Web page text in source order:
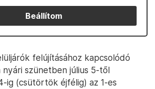
Beállítom
felújításához kapcsolódó
nyári szünetben július 5-től
ig (csütörtök éjfélig) az 1-es